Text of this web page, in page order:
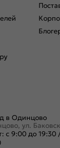
в Одинцово
ул.
с 9:00 до 19:30